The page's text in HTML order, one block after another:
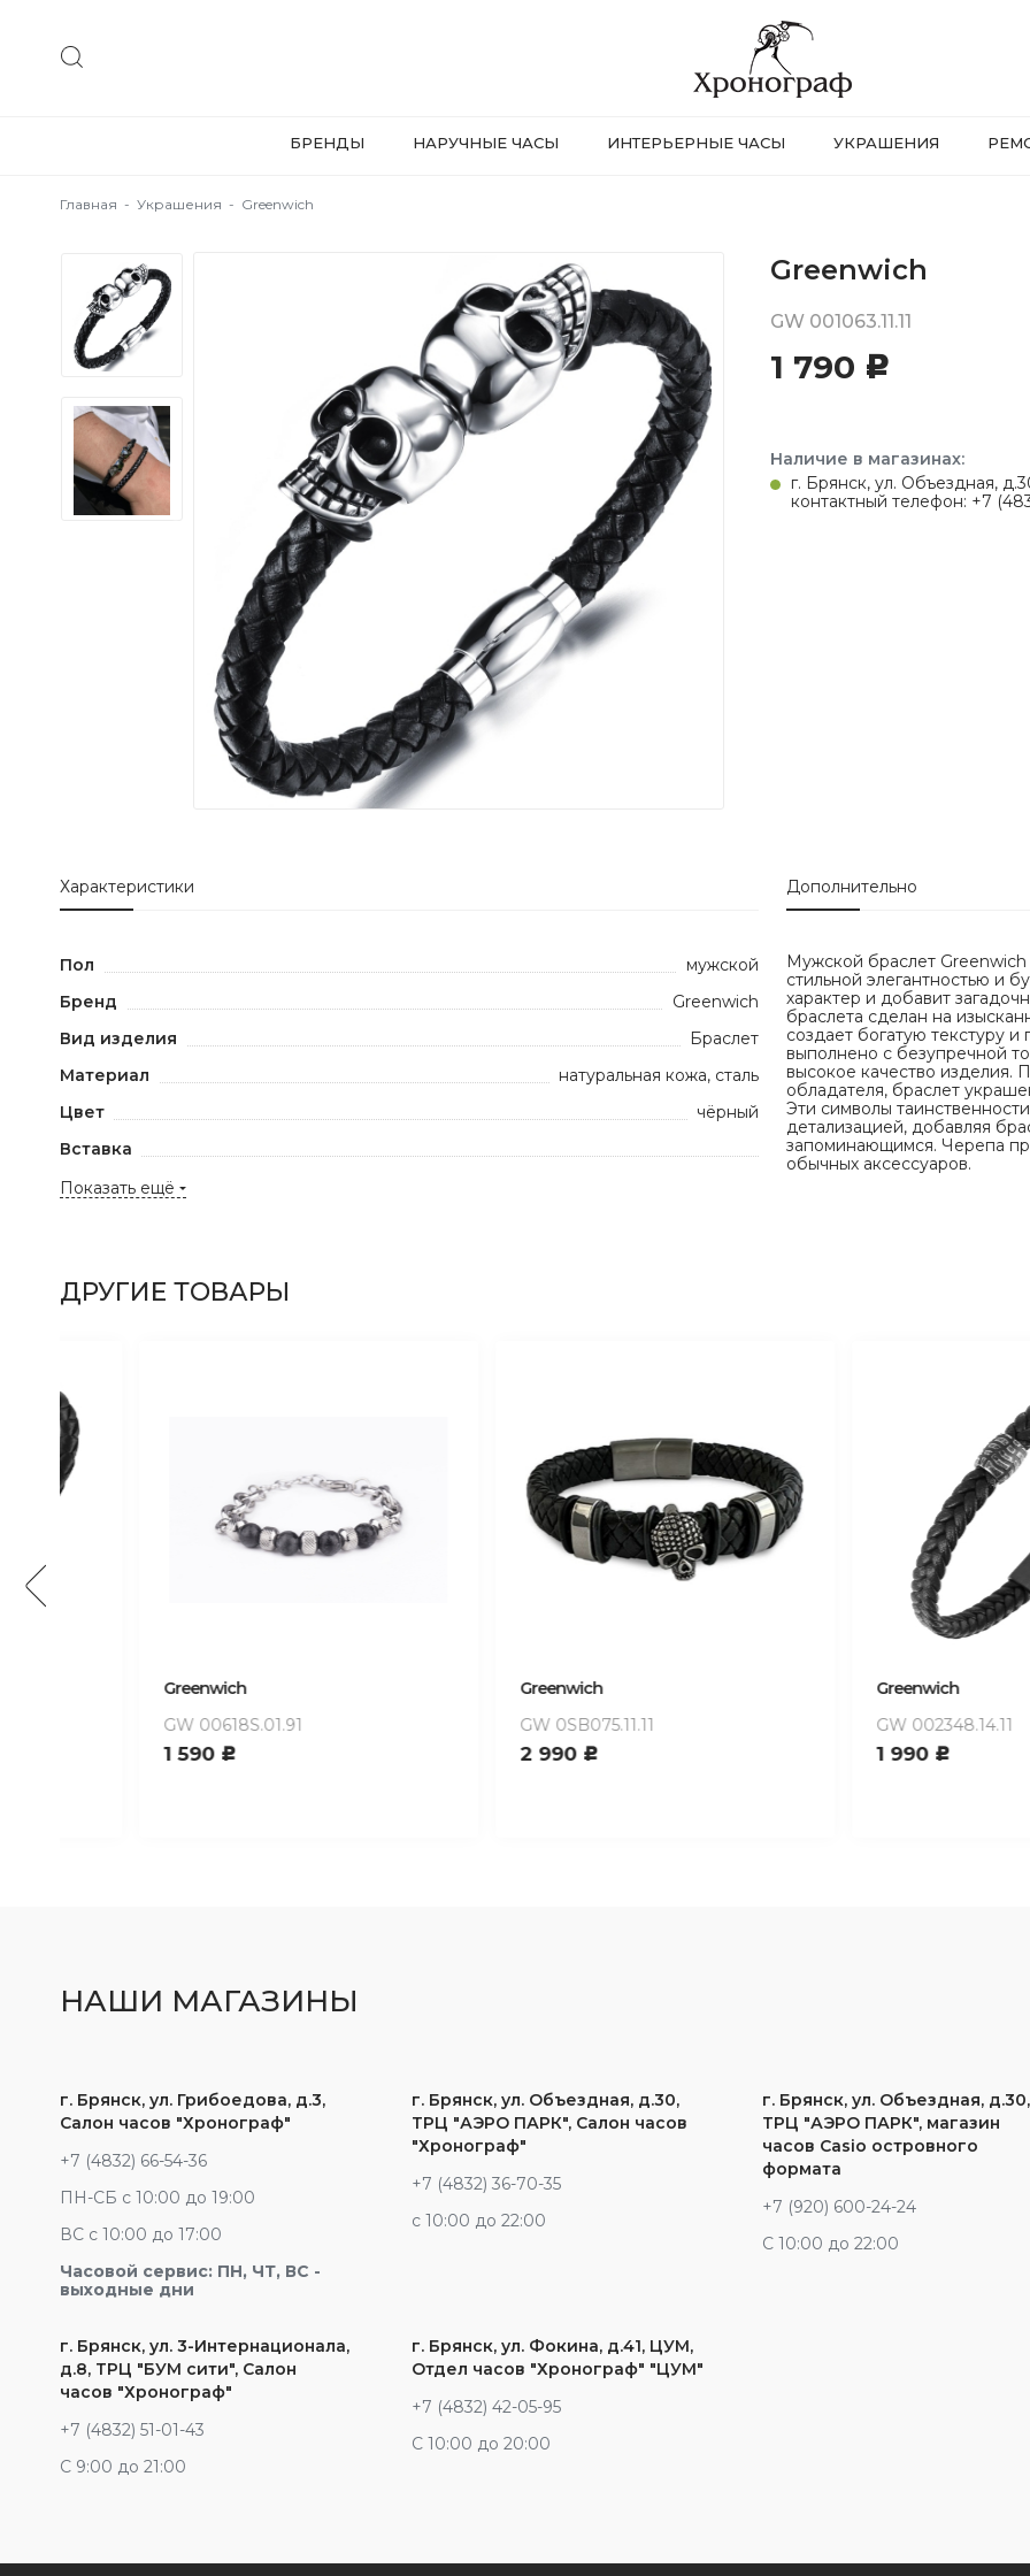
БРЕНДЫ НАРУЧНЫЕ ЧАСЫ ИНТЕРЬЕРНЫЕ ЧАСЫ УКРАШЕНИЯ
Главная - Украшения - Greenwich
Greenwich
GW 001063.11.11
1 790 c
Наличие в магазинах:
г. Брянск, ул. Объездная,
контактный телефон: +7
Характеристики
Пол
мужской
Бренд
Greenwich
Вид изделия
Браслет
Материал
натуральная кожа, сталь
Цвет
чёрный
Вставка
Показать ещё
Дополнительно
Мужской браслет Greenwich
стильной элегантностью и
характер и добавит
браслета сделан на
создает богатую текстуру
выполнено с безупречной
высокое качество изделия.
обладателя, браслет
Эти символы
детализацией, добавляя
запоминающимся. Черепа
обычных аксессуаров.
ДРУГИЕ ТОВАРЫ
Greenwich
GW 00618S.01.91
c
Greenwich
GW 0SB075.11.11
c
Greenwich
GW 002348.14.11
c
НАШИ МАГАЗИНЫ
г. Брянск, ул. Грибоедова, д.3,
Салон часов "Хронограф"
+7 (4832) 66-54-36
ПН-СБ с 10:00 до 19:00
ВС с 10:00 до 17:00
Часовой сервис: ПН, ЧТ, ВС -
выходные дни
г. Брянск, ул. Объездная, д.30,
ТРЦ "АЭРО ПАРК", Салон часов
"Хронограф"
+7 (4832) 36-70-35
c 10:00 до 22:00
г. Брянск, ул. Объездная, д.30,
ТРЦ "АЭРО ПАРК", магазин
часов Casio островного
формата
+7 (920) 600-24-24
С 10:00 до 22:00
г. Брянск, ул. 3-Интернационала,
д.8, ТРЦ "БУМ сити", Салон
часов "Хронограф"
+7 (4832) 51-01-43
С 9:00 до 21:00
г. Брянск, ул. Фокина, д.41, ЦУМ,
Отдел часов "Хронограф" "ЦУМ"
+7 (4832) 42-05-95
С 10:00 до 20:00